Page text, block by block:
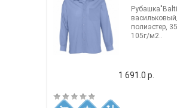
полиэстер,
105г/м2..
1 691.0 р.